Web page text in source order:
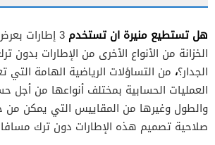
هل تستطيع منيرة ان تستخدم
الخزانة من الأنواع الأخرى من الإطارات بدون
الجدار؟، من التساؤلات الرياضية الهامة
العمليات الحسابية بمختلف أنواعها من أجل
والطول وغيرها من المقاييس التي يمكن من
صلاحية تصميم هذه الإطارات دون ترك